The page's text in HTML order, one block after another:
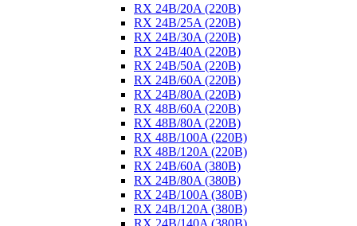
RX 24B/20A (220B)
RX 24B/25A (220B)
RX 24B/30A (220B)
RX 24B/40A (220B)
RX 24B/50A (220B)
RX 24B/60A (220B)
RX 24B/80A (220B)
RX 48B/60A (220B)
RX 48B/80A (220B)
RX 48B/100A (220B)
RX 48B/120A (220B)
RX 24B/60A (380B)
RX 24B/80A (380B)
RX 24B/100A (380B)
RX 24B/120A (380B)
RX 24B/140A (380B)